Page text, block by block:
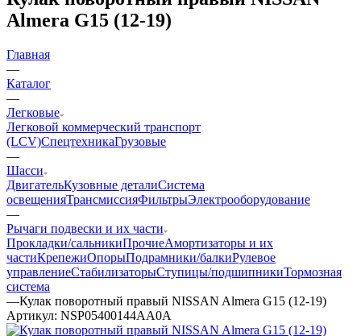
Almera G15 (12-19)
Главная
—
Каталог
—
Легковые
Легковой коммерческий транспорт
(LCV)СпецтехникаГрузовые
—
Шасси
ДвигательКузовные деталиСистема
освещенияТрансмиссияФильтрыЭлектрооборудование
—
Рычаги подвески и их части
Прокладки/сальникиПрочиеАмортизаторы и их
частиКрепежиОпорыПодрамники/балкиРулевое
управлениеСтабилизаторыСтупицы/подшипникиТормозная
система
—Кулак поворотный правый NISSAN Almera G15 (12-19)
Артикул: NSP05400144AA0A